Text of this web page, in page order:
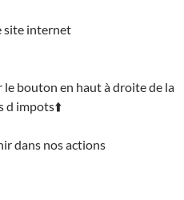
site internet
bouton en haut à droite de la
d impots⬆️
dans nos actions